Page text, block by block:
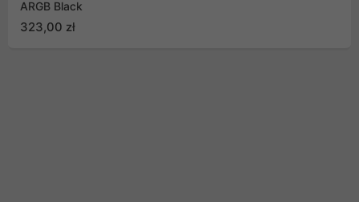
ARGB Black
323,00 zł